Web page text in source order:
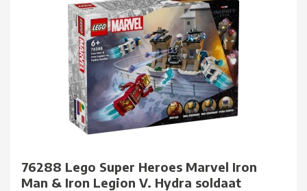
76288 Lego Super Heroes Marvel Iron
Man & Iron Legion V. Hydra soldaat